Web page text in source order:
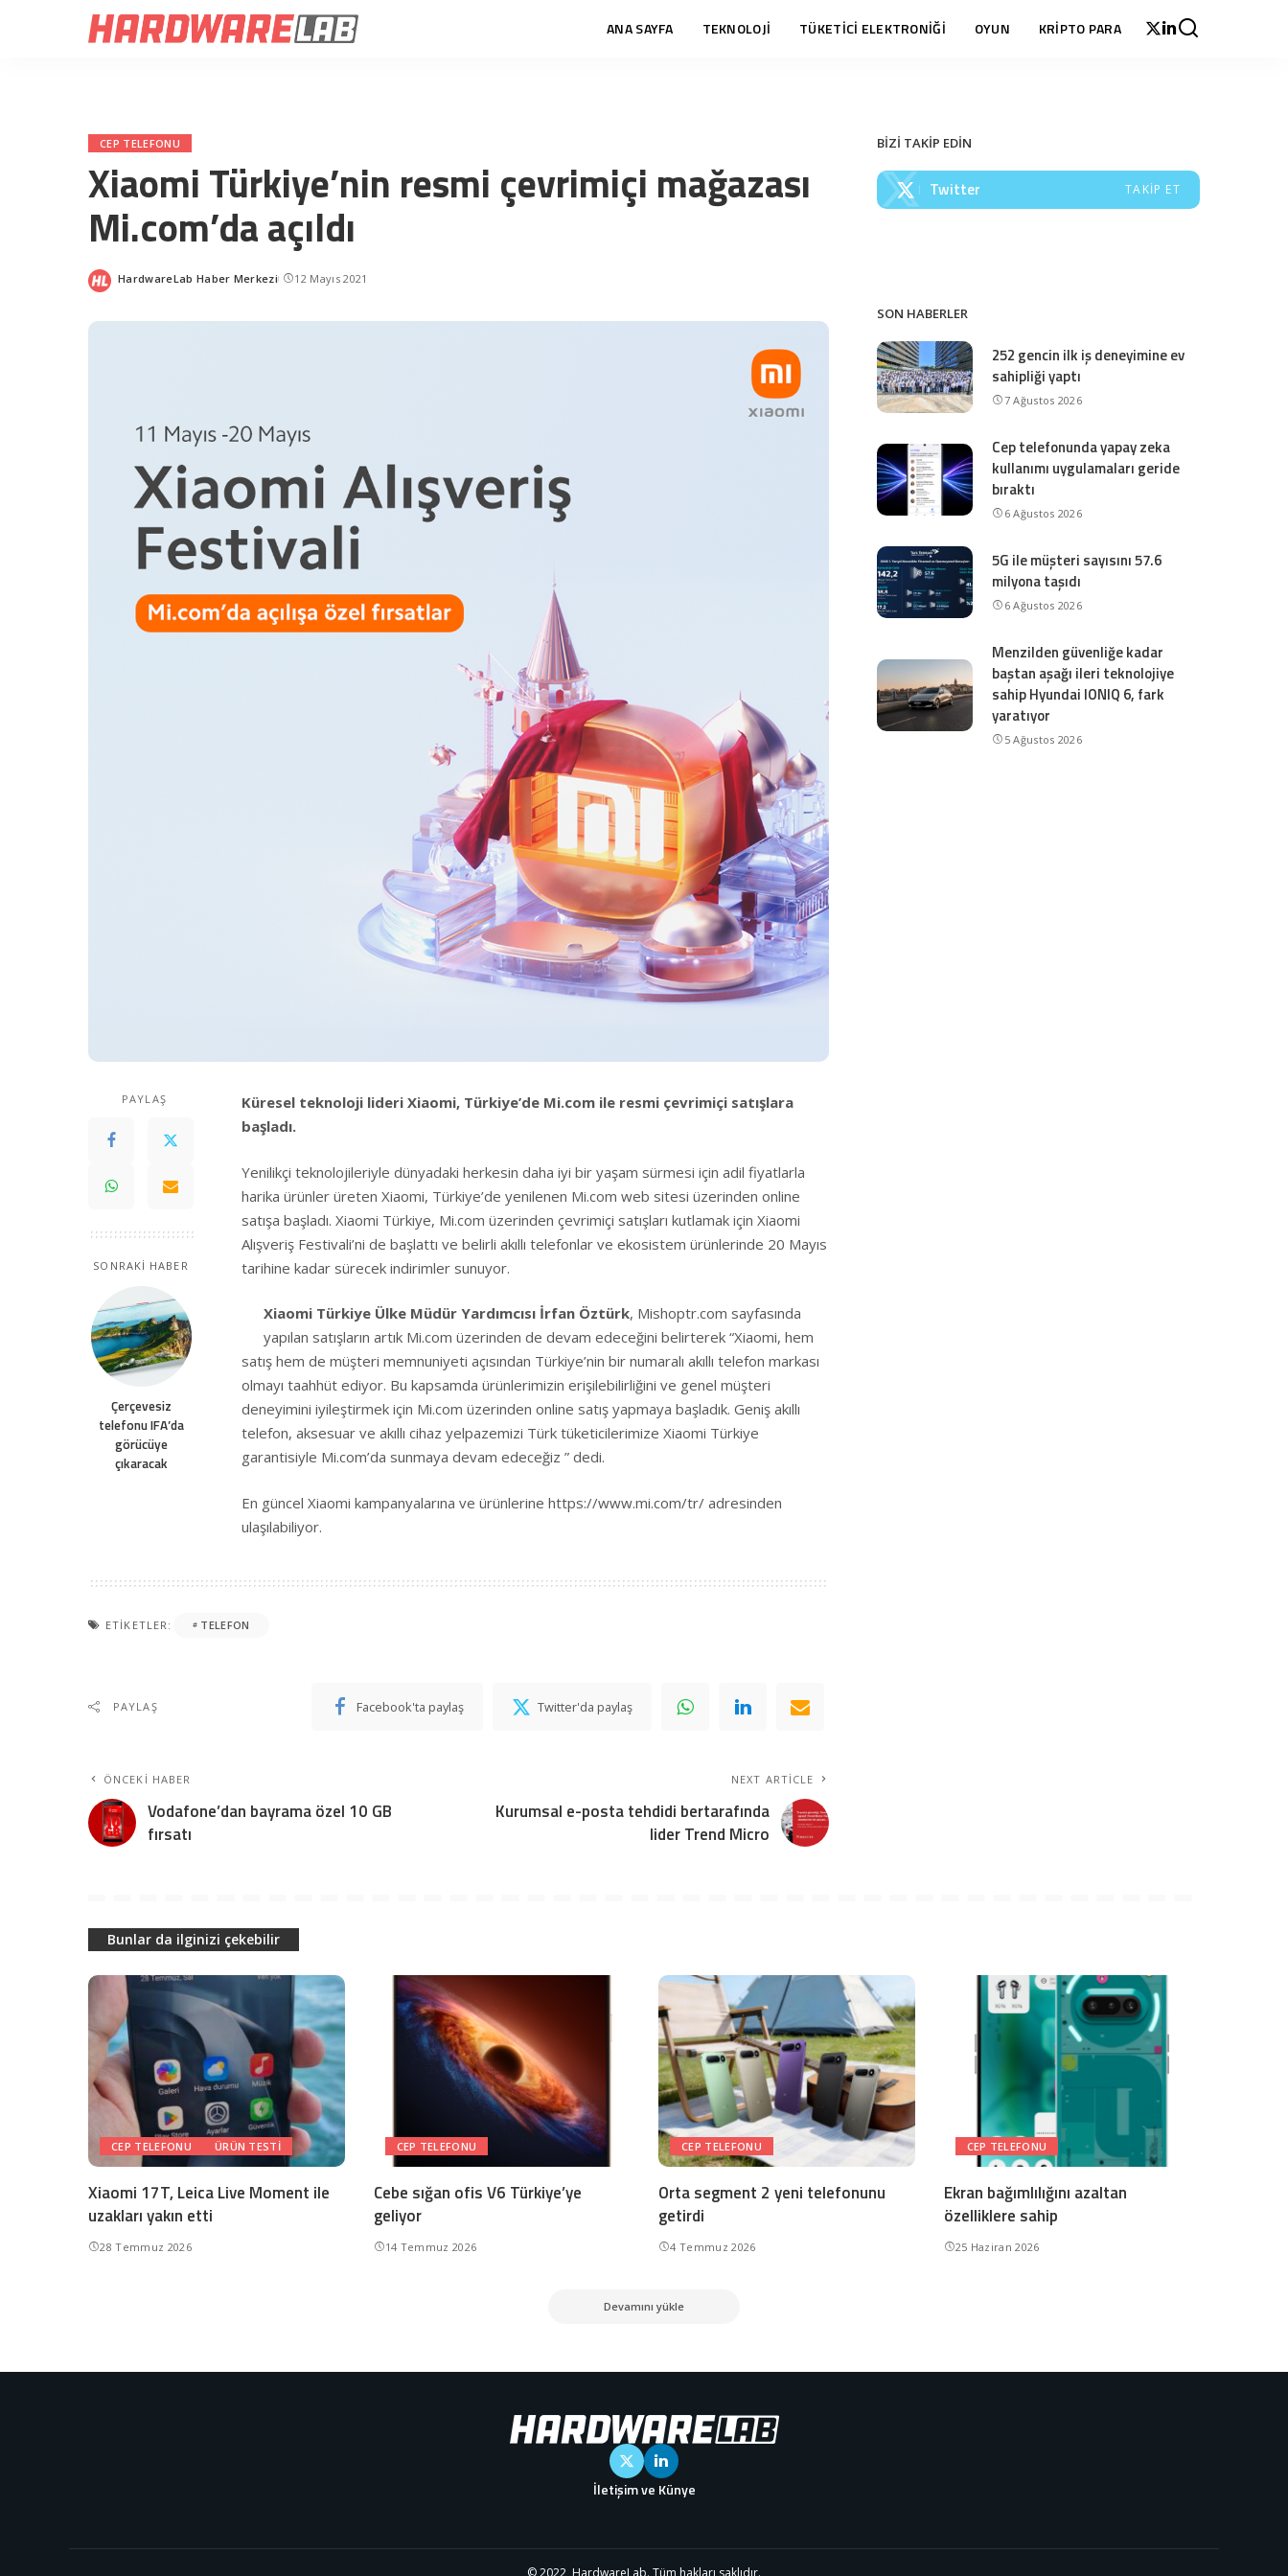
ANA SAYFA TEKNOLOJİ TÜKETİCİ ELEKTRONİĞİ OYUN KRİPTO PARA
CEP TELEFONU
Xiaomi Türkiye’nin resmi çevrimiçi mağazası
Mi.com’da açıldı
Posted
HardwareLab Haber Merkezi 12 Mayıs 2021
PAYLAŞ
SONRAKİ HABER
Çerçevesiz
telefonu IFA’da
görücüye
çıkaracak
Küresel teknoloji lideri Xiaomi, Türkiye’de Mi.com ile resmi çevrimiçi satışlara
başladı.
Yenilikçi teknolojileriyle dünyadaki herkesin daha iyi bir yaşam sürmesi için adil fiyatlarla
harika ürünler üreten Xiaomi, Türkiye’de yenilenen Mi.com web sitesi üzerinden online
satışa başladı. Xiaomi Türkiye, Mi.com üzerinden çevrimiçi satışları kutlamak için Xiaomi
Alışveriş Festivali’ni de başlattı ve belirli akıllı telefonlar ve ekosistem ürünlerinde 20 Mayıs
tarihine kadar sürecek indirimler sunuyor.
Xiaomi Türkiye Ülke Müdür Yardımcısı İrfan Öztürk, Mishoptr.com sayfasında
yapılan satışların artık Mi.com üzerinden de devam edeceğini belirterek “Xiaomi, hem
satış hem de müşteri memnuniyeti açısından Türkiye’nin bir numaralı akıllı telefon markası
olmayı taahhüt ediyor. Bu kapsamda ürünlerimizin erişilebilirliğini ve genel müşteri
deneyimini iyileştirmek için Mi.com üzerinden online satış yapmaya başladık. Geniş akıllı
telefon, aksesuar ve akıllı cihaz yelpazemizi Türk tüketicilerimize Xiaomi Türkiye
garantisiyle Mi.com’da sunmaya devam edeceğiz ” dedi.
En güncel Xiaomi kampanyalarına ve ürünlerine https://www.mi.com/tr/ adresinden
ulaşılabiliyor.
ETIKETLER: TELEFON
PAYLAŞ Facebook'ta paylaş Twitter'da paylaş
ÖNCEKI HABER
Vodafone’dan bayrama özel 10 GB
fırsatı
NEXT ARTICLE
Kurumsal e-posta tehdidi bertarafında
lider Trend Micro
BİZİ TAKİP EDİN
Twitter TAKIP ET
SON HABERLER
252 gencin ilk iş deneyimine ev
sahipliği yaptı
7 Ağustos 2026
Cep telefonunda yapay zeka
kullanımı uygulamaları geride
bıraktı
6 Ağustos 2026
5G ile müşteri sayısını 57.6
milyona taşıdı
6 Ağustos 2026
Menzilden güvenliğe kadar
baştan aşağı ileri teknolojiye
sahip Hyundai IONIQ 6, fark
yaratıyor
5 Ağustos 2026
Bunlar da ilginizi çekebilir
CEP TELEFONU ÜRÜN TESTI
Xiaomi 17T, Leica Live Moment ile
uzakları yakın etti
28 Temmuz 2026
CEP TELEFONU
Cebe sığan ofis V6 Türkiye’ye
geliyor
14 Temmuz 2026
CEP TELEFONU
Orta segment 2 yeni telefonunu
getirdi
4 Temmuz 2026
CEP TELEFONU
Ekran bağımlılığını azaltan
özelliklere sahip
25 Haziran 2026
Devamını yükle
İletişim ve Künye